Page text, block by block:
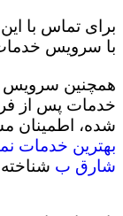
برای تماس با
با سرویس
همچنین سرویس
خدمات پس از
شده، اطمینان
بهترین خدمات
شارق ب